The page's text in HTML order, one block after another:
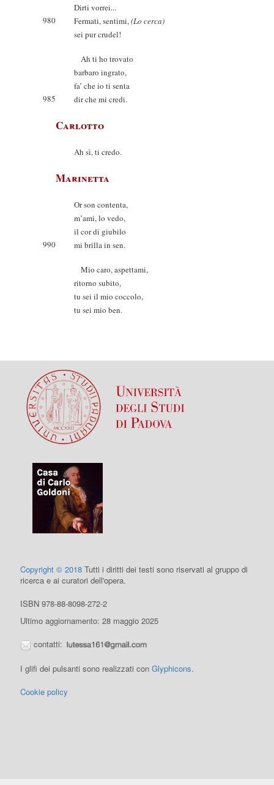
Dirti vorrei...
980
Fermati, sentimi,(Lo cerca)
sei pur crudel!
Ah ti ho trovato
barbaro ingrato,
fa’ che io ti senta
985
dir che mi credi.
Carlotto
Ah sì, ti credo.
Marinetta
Or son contenta,
m’ami, lo vedo,
il cor di giubilo
990
mi brilla in sen.
Mio caro, aspettami,
ritorno subito,
tu sei il mio coccolo,
tu sei mio ben.
Copyright © 2018 Tutti i diritti dei testi sono riservati al gruppo di
ricerca e ai curatori dell'opera.
ISBN 978-88-8098-272-2
Ultimo aggiornamento: 28 maggio 2025
contatti:
I glifi dei pulsanti sono realizzati conGlyphicons.
Cookie policy